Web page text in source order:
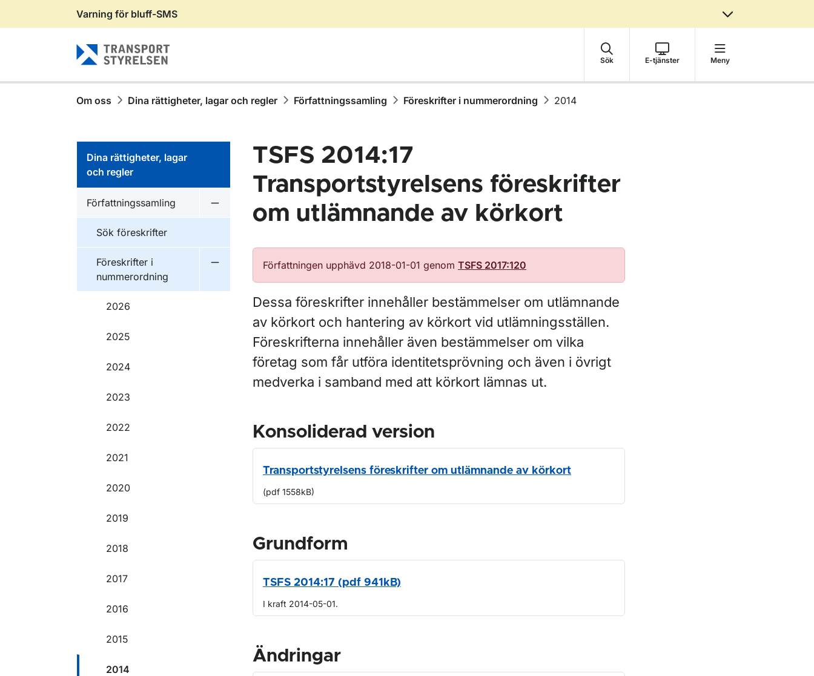
Gå till sidans innehåll
Varning för bluff-SMS
Sök E-tjänster Meny
Om oss Dina rättigheter, lagar och regler Författningssamling Föreskrifter i nummerordning 2014
Dina rättigheter, lagar
och regler
Författningssamling
Undermeny för Författningssamling
Sök föreskrifter
Föreskrifter i
nummerordning
Undermeny för Föreskrifter i nummerordning
2026
2025
2024
2023
2022
2021
2020
2019
2018
2017
2016
2015
2014
TSFS 2014:17
Transportstyrelsens föreskrifter
om utlämnande av körkort
Författningen upphävd 2018-01-01 genom TSFS 2017:120
Dessa föreskrifter innehåller bestämmelser om utlämnande
av körkort och hantering av körkort vid utlämningsställen.
Föreskrifterna innehåller även bestämmelser om vilka
företag som får utföra identitetsprövning och även i övrigt
medverka i samband med att körkort lämnas ut.
Konsoliderad version
Transportstyrelsens föreskrifter om utlämnande av körkort
(pdf 1558kB)
Grundform
TSFS 2014:17 (pdf 941kB)
I kraft 2014-05-01.
Ändringar